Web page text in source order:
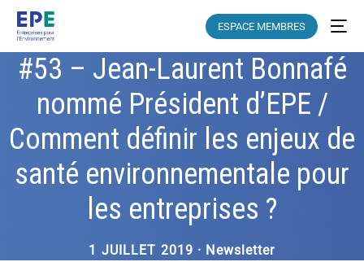
ESPACE MEMBRES
#53 – Jean-Laurent Bonnafé
nommé Président d’EPE /
Comment définir les enjeux de
santé environnementale pour
les entreprises ?
1 JUILLET 2019 · Newsletter